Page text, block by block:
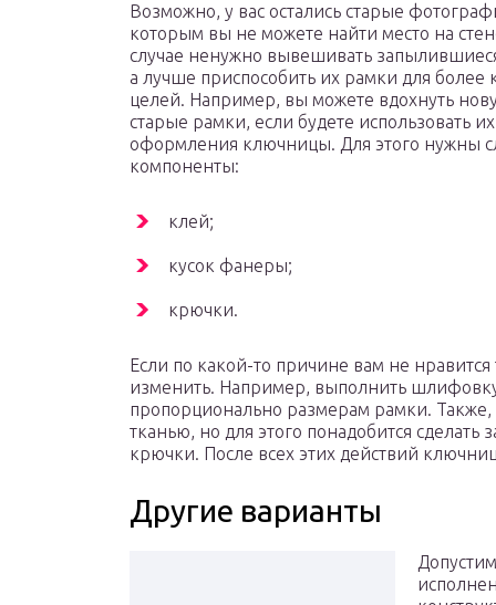
Возможно, у вас остались старые
которым вы не можете найти место на
случае ненужно вывешивать
а лучше приспособить их рамки для более
целей. Например, вы можете вдохнуть
старые рамки, если будете использовать
оформления ключницы. Для этого нужны
компоненты:
клей;
кусок фанеры;
крючки.
Если по какой-то причине вам не
изменить. Например, выполнить
пропорционально размерам рамки.
тканью, но для этого понадобится
крючки. После всех этих действий
Другие варианты